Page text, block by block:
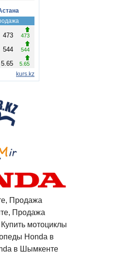
Продажа
Продажа
мотоциклы
Honda в
в Шымкенте